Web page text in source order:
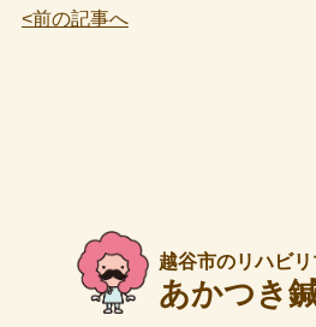
<前の記事へ
越谷市のリハビ
あかつき